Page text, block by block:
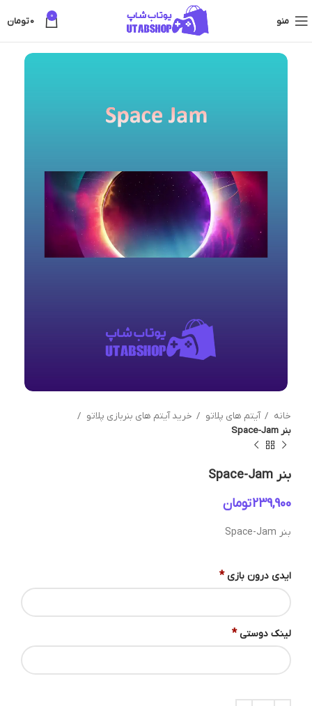
منو 0
0تومان
خانه آیتم های پلاتو
خرید آیتم های بنربازی پلاتو
بنر Space-Jam
بنر Space-Jam
تومان
بنر Space-Jam
ایدی درون بازی *
لینک دوستی *